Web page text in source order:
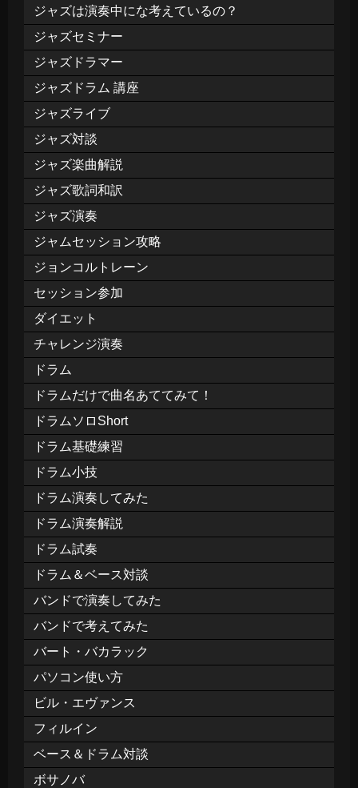
ジャズは演奏中にな考えているの？
ジャズセミナー
ジャズドラマー
ジャズドラム 講座
ジャズライブ
ジャズ対談
ジャズ楽曲解説
ジャズ歌詞和訳
ジャズ演奏
ジャムセッション攻略
ジョンコルトレーン
セッション参加
ダイエット
チャレンジ演奏
ドラム
ドラムだけで曲名あててみて！
ドラムソロShort
ドラム基礎練習
ドラム小技
ドラム演奏してみた
ドラム演奏解説
ドラム試奏
ドラム＆ベース対談
バンドで演奏してみた
バンドで考えてみた
バート・バカラック
パソコン使い方
ビル・エヴァンス
フィルイン
ベース＆ドラム対談
ボサノバ